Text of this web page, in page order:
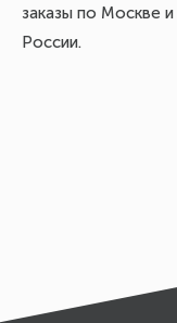
заказы по Москве
России.